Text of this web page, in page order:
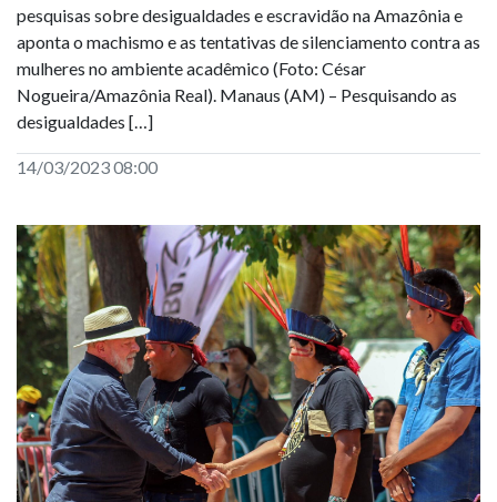
pesquisas sobre desigualdades e escravidão na Amazônia e
aponta o machismo e as tentativas de silenciamento contra as
mulheres no ambiente acadêmico (Foto: César
Nogueira/Amazônia Real). Manaus (AM) – Pesquisando as
desigualdades […]
14/03/2023 08:00